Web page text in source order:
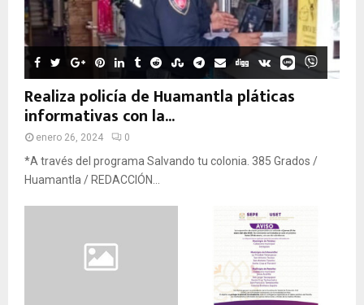
Realiza policía de Huamantla pláticas
informativas con la...
enero 26, 2024 0
*A través del programa Salvando tu colonia. 385 Grados /
Huamantla / REDACCIÓN...